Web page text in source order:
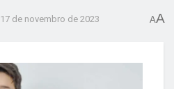
17 de novembro de 2023 AA